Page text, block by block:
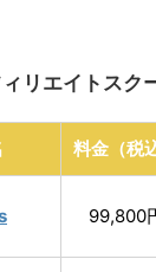
リエイトスク
料金（税
99,800